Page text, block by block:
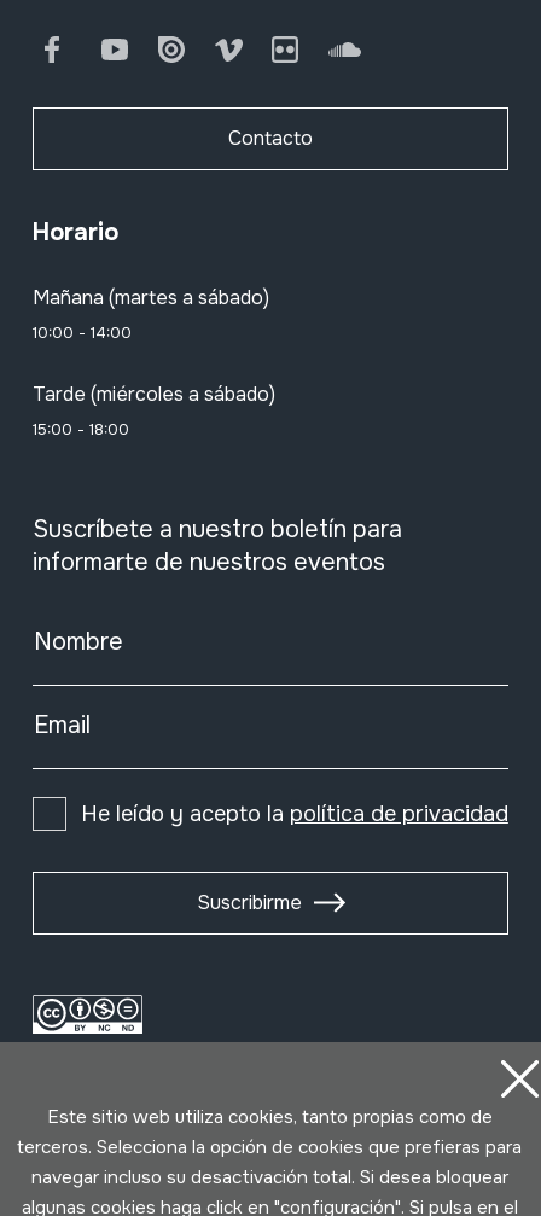
FacebookYoutube Issuu Vimeo Flickr SoundCloud
Contacto
Horario
Mañana (martes a sábado)
10:00 - 14:00
Tarde (miércoles a sábado)
15:00 - 18:00
Suscríbete a nuestro boletín para
informarte de nuestros eventos
Nombre
Email
He leído y acepto la política de privacidad
Suscribirme
Este sitio web utiliza cookies, tanto propias como de
terceros. Selecciona la opción de cookies que prefieras para
navegar incluso su desactivación total. Si desea bloquear
algunas cookies haga click en "configuración". Si pulsa en el